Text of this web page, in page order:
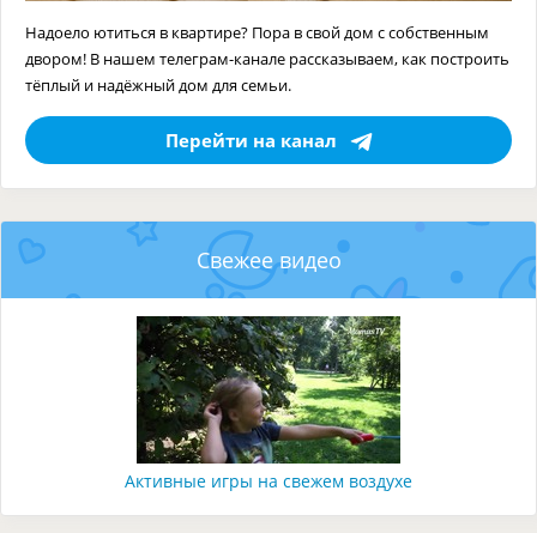
Надоело ютиться в квартире? Пора в свой дом с собственным
двором! В нашем телеграм-канале рассказываем, как построить
тёплый и надёжный дом для семьи.
Перейти на канал
Свежее видео
Активные игры на свежем воздухе